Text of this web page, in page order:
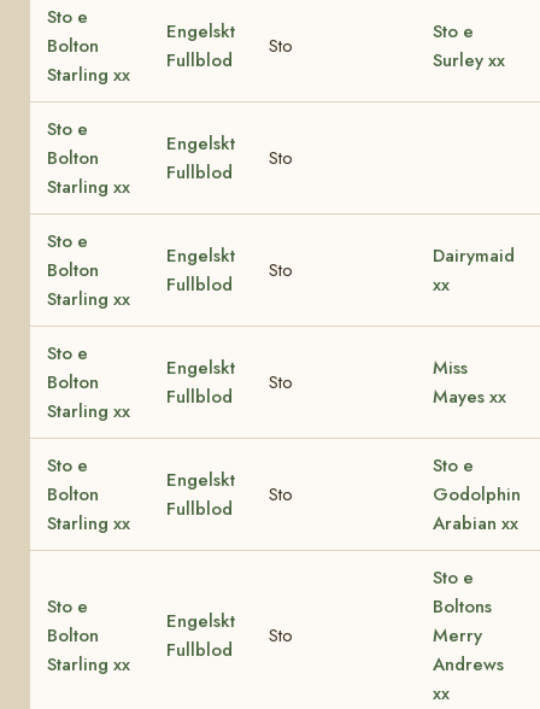
Sto e
Bolton
Starling xx
Engelskt
Fullblod
Sto
Sto e
Surley xx
Sto e
Bolton
Starling xx
Engelskt
Fullblod
Sto
Sto e
Bolton
Starling xx
Engelskt
Fullblod
Sto
Dairymaid
xx
Sto e
Bolton
Starling xx
Engelskt
Fullblod
Sto
Miss
Mayes xx
Sto e
Bolton
Starling xx
Engelskt
Fullblod
Sto
Sto e
Godolphin
Arabian xx
Sto e
Bolton
Starling xx
Engelskt
Fullblod
Sto
Sto e
Boltons
Merry
Andrews
xx